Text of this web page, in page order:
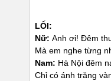
LỐI:
Nữ: Anh ơi! Đêm
Mà em nghe từng
Nam: Hà Nội đêm
Chỉ có ánh trăng